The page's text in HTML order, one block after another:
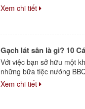
Xem chi tiết
Gạch lát sân là gì? 10
Với việc bạn sở hữu một
những bữa tiệc nướng
Xem chi tiết